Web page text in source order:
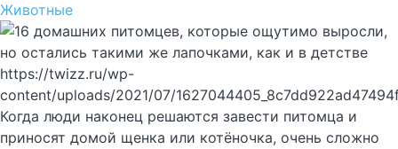
Животные
https://twizz.ru/wp-
content/uploads/2021/07/
Когда люди наконец решаются завести питомца и
приносят домой щенка или котёночка, очень сложно